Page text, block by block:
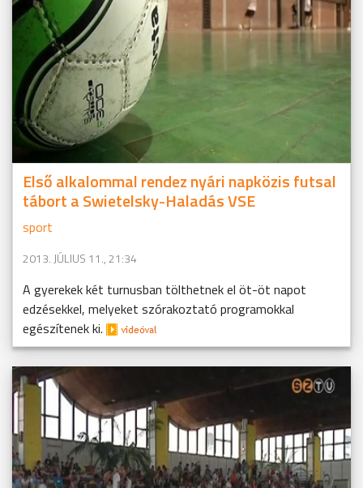
Első alkalommal rendez nyári napközis futsal
tábort a Swietelsky-Haladás VSE
sport
2013. JÚLIUS 11., 21:34
A gyerekek két turnusban tölthetnek el öt-öt napot
edzésekkel, melyeket szórakoztató programokkal
egészítenek ki.